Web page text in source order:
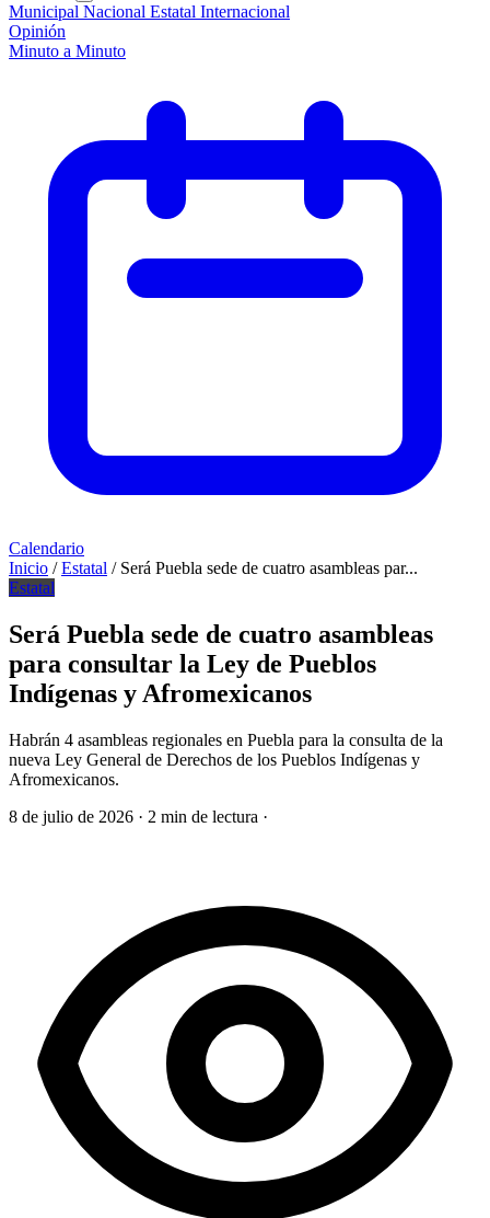
Municipal Nacional Estatal Internacional
Opinión
Minuto a Minuto
Calendario
Inicio / Estatal / Será Puebla sede de cuatro asambleas par...
Estatal
Será Puebla sede de cuatro asambleas
para consultar la Ley de Pueblos
Indígenas y Afromexicanos
Habrán 4 asambleas regionales en Puebla para la consulta de la
nueva Ley General de Derechos de los Pueblos Indígenas y
Afromexicanos.
8 de julio de 2026 · 2 min de lectura ·